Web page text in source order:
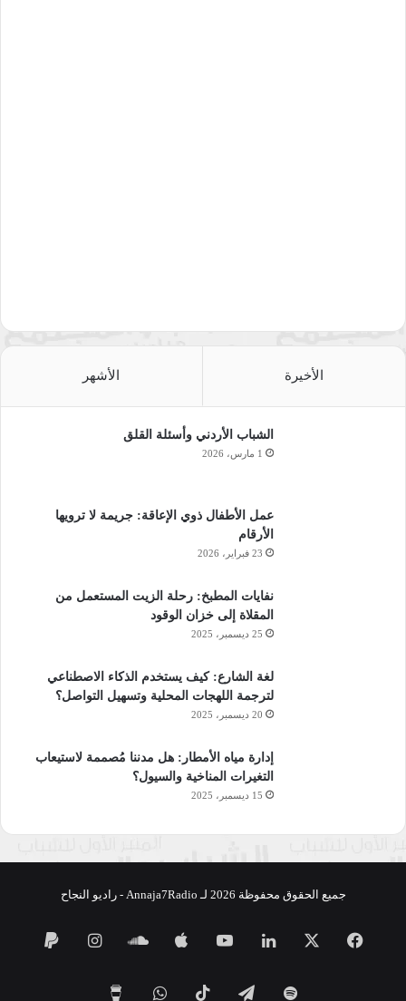
الأخيرة الأشهر
الشباب الأردني وأسئلة القلق
1 مارس، 2026
عمل الأطفال ذوي الإعاقة: جريمة لا ترويها
الأرقام
23 فبراير، 2026
نفايات المطبخ: رحلة الزيت المستعمل من
المقلاة إلى خزان الوقود
25 ديسمبر، 2025
لغة الشارع: كيف يستخدم الذكاء الاصطناعي
لترجمة اللهجات المحلية وتسهيل التواصل؟
20 ديسمبر، 2025
إدارة مياه الأمطار: هل مدننا مُصممة لاستيعاب
التغيرات المناخية والسيول؟
15 ديسمبر، 2025
جميع الحقوق محفوظة 2026 لـ Annaja7Radio - راديو النجاح
فيسبوك لينكدإن‫YouTube ساوند
كلاود
انستقرام
‏Paypal
‏Spotify تيلقرام ‫TikTokواتساب